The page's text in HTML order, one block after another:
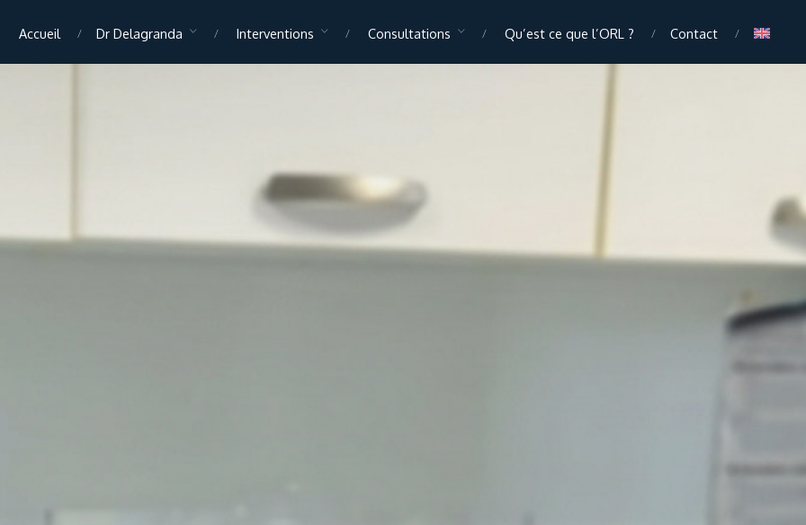
Accueil Dr Delagranda Interventions Consultations Qu’est ce que l’ORL ? Contact